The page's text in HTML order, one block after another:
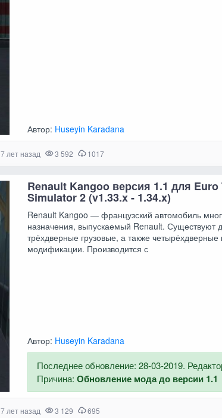
Автор: Huseyin Karadana
7 лет назад 3 592 1017
Renault Kangoo версия 1.1 для Euro
Simulator 2 (v1.33.x - 1.34.x)
Renault Kangoo — французский автомобиль
назначения, выпускаемый Renault. Существуют
трёхдверные грузовые, а также четырёхдверные
модификации. Производится с
Автор: Huseyin Karadana
Последнее обновление: 28-03-2019.
Причина:Обновление мода до версии 1.1
7 лет назад 3 129 695